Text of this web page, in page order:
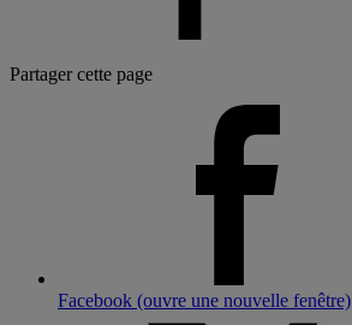
Partager cette page
Facebook (ouvre une nouvelle fenêtre)